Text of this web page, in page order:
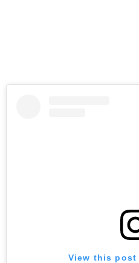
View this post